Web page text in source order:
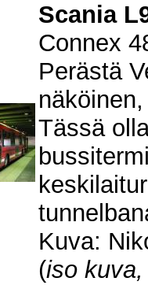
Scania
Connex
Perästä
Tässä
Kuva:
(iso